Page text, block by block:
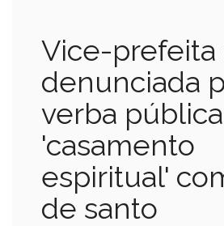
Vice-prefeita
denunciada
verba
'casamento
espiritual'
de santo